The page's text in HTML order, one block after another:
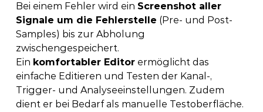
Bei einem Fehler wird ein Screenshot aller
Signale um die Fehlerstelle (Pre- und Post-
Samples) bis zur Abholung
zwischengespeichert.
Ein komfortabler Editor ermöglicht das
einfache Editieren und Testen der Kanal-,
Trigger- und Analyseeinstellungen. Zudem
dient er bei Bedarf als manuelle Testoberfläche.